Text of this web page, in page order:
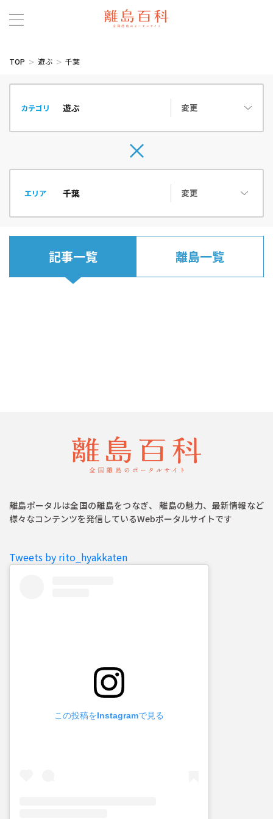
TOP 遊ぶ 千葉
カテゴリ 変更
エリア 変更
記事一覧 離島一覧
離島ポータルは全国の離島をつなぎ、 離島の魅力、最新情報など
様々なコンテンツを発信しているWebポータルサイトです
Tweets by rito_hyakkaten
この投稿をInstagramで見る